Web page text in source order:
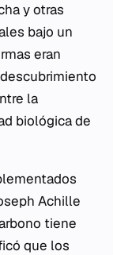
y otras
bajo un
eran
la
biológica de
Achille
tiene
que los